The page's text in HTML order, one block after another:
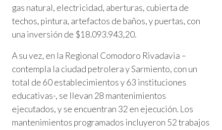
gas natural, electricidad, aberturas, cubierta de
techos, pintura, artefactos de baños, y puertas, con
una inversión de $18.093.943,20.
A su vez, en la Regional Comodoro Rivadavia –
contempla la ciudad petrolera y Sarmiento, con un
total de 60 establecimientos y 63 instituciones
educativas-, se llevan 28 mantenimientos
ejecutados, y se encuentran 32 en ejecución. Los
mantenimientos programados incluyeron 52 trabajos